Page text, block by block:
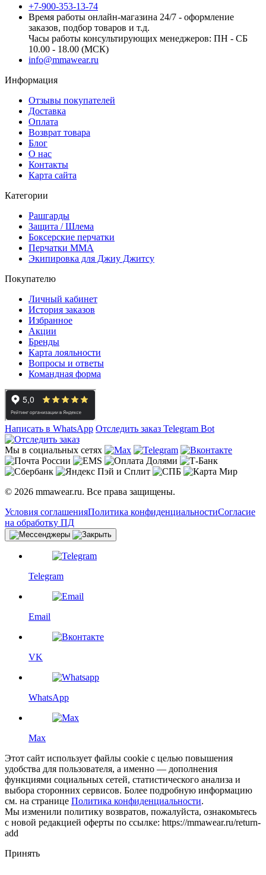
+7-900-353-13-74
Время работы онлайн-магазина 24/7 - оформление
заказов, подбор товаров и т.д.
Часы работы консультирующих менеджеров: ПН - СБ
10.00 - 18.00 (МСК)
info@mmawear.ru
Информация
Отзывы покупателей
Доставка
Оплата
Возврат товара
Блог
О нас
Контакты
Карта сайта
Категории
Рашгарды
Защита / Шлема
Боксерские перчатки
Перчатки ММА
Экипировка для Джиу Джитсу
Покупателю
Личный кабинет
История заказов
Избранное
Акции
Бренды
Карта лояльности
Вопросы и ответы
Командная форма
Написать в WhatsApp Отследить заказ Telegram Bot
Мы в социальных сетях
© 2026 mmawear.ru. Все права защищены.
Условия соглашенияПолитика конфиденциальностиСогласие
на обработку ПД
Telegram
Email
VK
WhatsApp
Max
Этот сайт использует файлы cookie с целью повышения
удобства для пользователя, а именно — дополнения
функциями социальных сетей, статистического анализа и
выбора сторонних сервисов. Более подробную информацию
см. на странице Политика конфиденциальности.
Мы изменили политику возвратов, пожалуйста, ознакомьтесь
с новой редакцией оферты по ссылке: https://mmawear.ru/return-
add
Принять